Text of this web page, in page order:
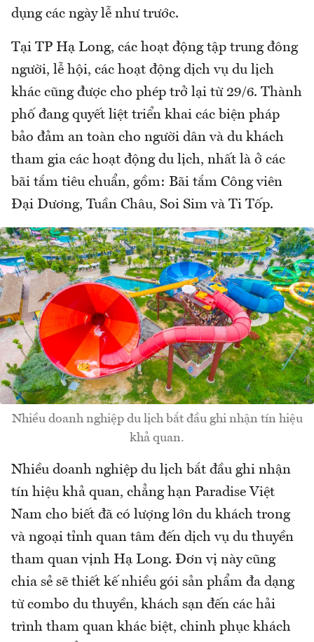
dụng các ngày lễ như trước.
Tại TP Hạ Long, các hoạt động tập trung đông
người, lễ hội, các hoạt động dịch vụ du lịch
khác cũng được cho phép trở lại từ 29/6. Thành
phố đang quyết liệt triển khai các biện pháp
bảo đảm an toàn cho người dân và du khách
tham gia các hoạt động du lịch, nhất là ở các
bãi tắm tiêu chuẩn, gồm: Bãi tắm Công viên
Đại Dương, Tuần Châu, Soi Sim và Ti Tốp.
Nhiều doanh nghiệp du lịch bắt đầu ghi nhận tín hiệu
khả quan.
Nhiều doanh nghiệp du lịch bắt đầu ghi nhận
tín hiệu khả quan, chẳng hạn Paradise Việt
Nam cho biết đã có lượng lớn du khách trong
và ngoại tỉnh quan tâm đến dịch vụ du thuyền
tham quan vịnh Hạ Long. Đơn vị này cũng
chia sẻ sẽ thiết kế nhiều gói sản phẩm đa dạng
từ combo du thuyền, khách sạn đến các hải
trình tham quan khác biệt, chinh phục khách